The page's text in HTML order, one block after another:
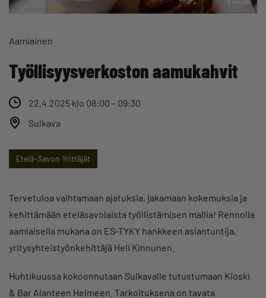
Aamiainen
Työllisyysverkoston aamukahvit
22.4.2025 klo 08:00 – 09:30
Sulkava
Etelä-Savon Yrittäjät
Tervetuloa vaihtamaan ajatuksia, jakamaan kokemuksia ja
kehittämään eteläsavolaista työllistämisen mallia! Rennolla
aamiaisella mukana on ES-TYKY hankkeen asiantuntija,
yritysyhteistyönkehittäjä Heli Kinnunen.
Huhtikuussa kokoonnutaan Sulkavalle tutustumaan Kioski
& Bar Alanteen Helmeen. Tarkoituksena on tavata